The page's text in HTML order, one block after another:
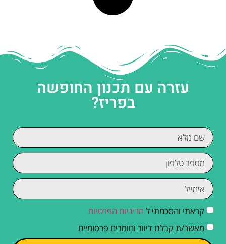
עזרה עם תכנון החופשה
בפריז?
קראתי והסכמתי ל מדיניות הפרטיות
מאשר/ת קבלת דיוור וחומרים פרסומיים